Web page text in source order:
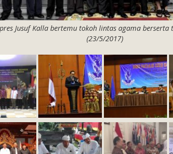
Jusuf Kalla bertemu tokoh lintas agama berserta
(23/5/2017)